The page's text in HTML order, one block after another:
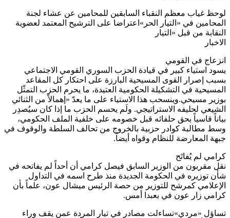
لوحظ غياب معظم النقباء السابقين للمحامين عن عشاء لجنة
المحامين في «التيار الحر»اعتراضا على الترشيح المعتمد لعضوية
النقابة من قبل «التيار
الاخبار
انزعاج في القومي
يسود استياء كبير في قيادة الحزب السوري القومي الاجتماعي
بسبب إصرار القوى المسيحية البارزة على احتكار كل المقاعد
المسيحية في التشكيلة الحكومية العتيدة، ما يحرم الحزب التمثّل
بوزير مسيحي.وينسحب هذا الاستياء على ما يعدّ «إهمالاً من الثنائي
الشيعي لحليفه الاستراتيجي. ولَم يحسم الحزب ما إذا كان سيُصدِر
بياناً قاسياً بحق حلفائه قبل خصومه على خلفية الملف الحكومي،
وسط مطالبة كوادر حزبية بالخروج من تحالف السلطة والوقوف في
جبهة المعارضة للنظام وقواه أيضاً.
كرامي لم يُفاتَح
نقل مقربون من الوزير السابق فيصل كرامي أن أحداً لم يفاتحه في
شأن توزيره في الحكومة الجديدة منذ طرح اسمه في التداول
الإعلامي كمرشح للتوزير من حصة الرئيس ميشال عون، علماً بأن
كرامي زار عون في بعبدا أمس.
تساؤل «مردي»تساءلت مصادر في تيار المردة عمن يقف وراء